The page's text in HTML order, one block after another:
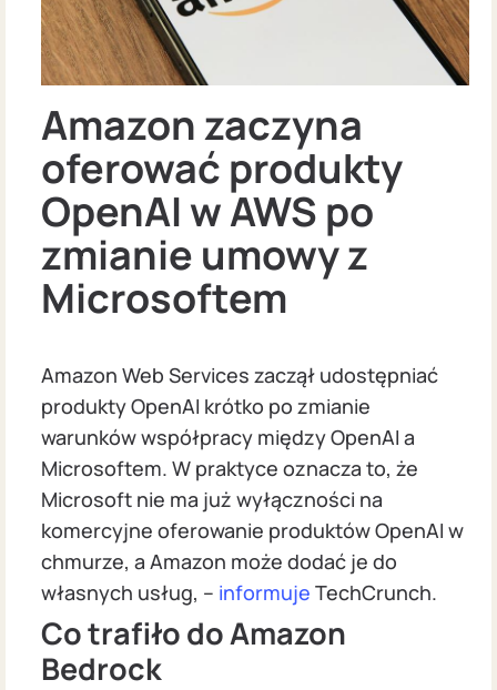
Amazon zaczyna
oferować produkty
OpenAI w AWS po
zmianie umowy z
Microsoftem
Amazon Web Services zaczął udostępniać
produkty OpenAI krótko po zmianie
warunków współpracy między OpenAI a
Microsoftem. W praktyce oznacza to, że
Microsoft nie ma już wyłączności na
komercyjne oferowanie produktów OpenAI w
chmurze, a Amazon może dodać je do
własnych usług, – informuje TechCrunch.
Co trafiło do Amazon
Bedrock